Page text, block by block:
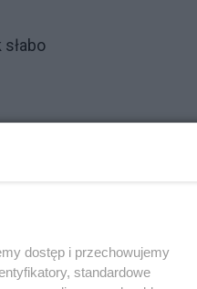
dostęp i przechowujemy
standardowe